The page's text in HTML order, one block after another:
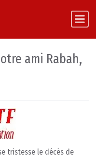
ami Rabah,
tristesse le décès de